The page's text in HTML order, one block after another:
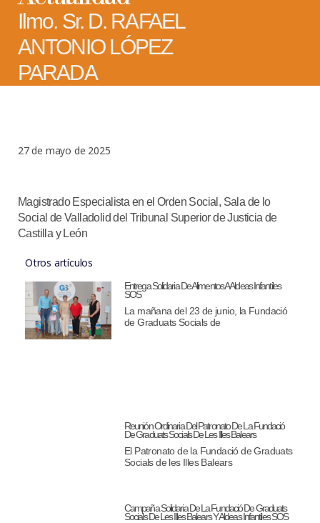
Ilmo. Sr. D. RAFAEL
ANTONIO LÓPEZ
PARADA
27 de mayo de 2025
Magistrado Especialista en el Orden Social, Sala de lo
Social de Valladolid del Tribunal Superior de Justicia de
Castilla y León
Otros artículos
Entrega Solidaria De Alimentos A Aldeas Infantiles
SOS
La mañana del 23 de junio, la Fundació
de Graduats Socials de
Reunión Ordinaria Del Patronato De La Fundació
De Graduats Socials De Les Illes Balears
El Patronato de la Fundació de Graduats
Socials de les Illes Balears
Campaña Solidaria De La Fundació De Graduats
Socials De Les Illes Balears Y Aldeas Infantiles SOS